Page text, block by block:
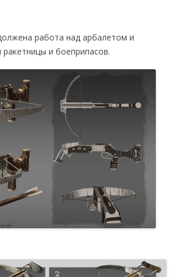
работа над арбалетом и
ракетницы и боеприпасов.